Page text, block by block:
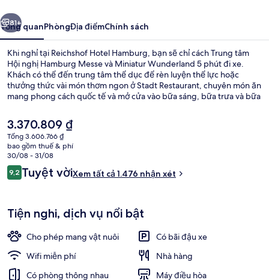
81+
Tổng quanPhòngĐịa điểmChính sách
Khi nghỉ tại Reichshof Hotel Hamburg, bạn sẽ chỉ cách Trung tâm
Hội nghị Hamburg Messe và Miniatur Wunderland 5 phút đi xe.
Khách có thể đến trung tâm thể dục để rèn luyện thể lực hoặc
thưởng thức vài món thơm ngon ở Stadt Restaurant, chuyên món ăn
mang phong cách quốc tế và mở cửa vào bữa sáng, bữa trưa và bữa
những tiện nghi đáng chú ý khác tại khách sạn sang trọng này. Du
khách đánh giá cao nhân viên nhiệt tình và bữa sáng. Dịch vụ giao
thông công cộng chỉ cách một quãng đi bộ ngắn: cách Ga U-Bahn
North Central 4 phút và Ga U-Bahn South Central 5 phút.
Giá
hiện
tại
là
3.370.809 ₫
3.370.809 ₫
Tổng 3.606.766 ₫
bao gồm thuế & phí
30/08 - 31/08
Nhận
xét
9,29,2 trên 10,
Tuyệt vờiXem tất cả 1.476 nhận xét
Tiện nghi, dịch vụ nổi bật
Cho phép mang vật nuôi
Có bãi đậu xe
Wifi miễn phí
Nhà hàng
Có phòng thông nhau
Máy điều hòa